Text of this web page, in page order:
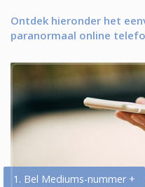
Ontdek hieronder het
paranormaal online
1. Bel Mediums-nummer +